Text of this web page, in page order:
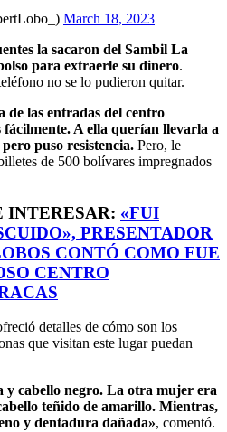
March 18, 2023
la sacaron del Sambil La
para extraerle su dinero.
no se lo pudieron quitar.
de las entradas del centro
A ella querían llevarla a
puso resistencia. Pero, le
de 500 bolívares impregnados
INTERESAR: «FUI
PRESENTADOR
CONTÓ COMO FUE
CENTRO
detalles de cómo son los
que visitan este lugar puedan
y cabello negro. La otra mujer era
teñido de amarillo. Mientras,
y dentadura dañada», comentó.